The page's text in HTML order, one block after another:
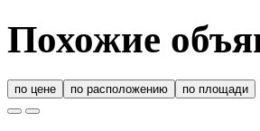
Похожие
по цене по расположению по площади